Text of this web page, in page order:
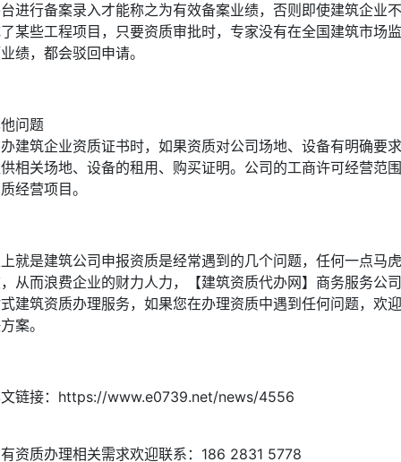
进行备案录入才能称之为有效备案业绩，否则即使建筑企业
某些工程项目，只要资质审批时，专家没有在全国建筑市场
绩，都会驳回申请。
问题
建筑企业资质证书时，如果资质对公司场地、设备有明确要
相关场地、设备的租用、购买证明。公司的工商许可经营范
经营项目。
就是建筑公司申报资质是经常遇到的几个问题，任何一点马
从而浪费企业的财力人力，【建筑资质代办网】商务服务公
建筑资质办理服务，如果您在办理资质中遇到任何问题，欢
案。
链接：https://www.e0739.net/news/4556
资质办理相关需求欢迎联系：186 2831 5778